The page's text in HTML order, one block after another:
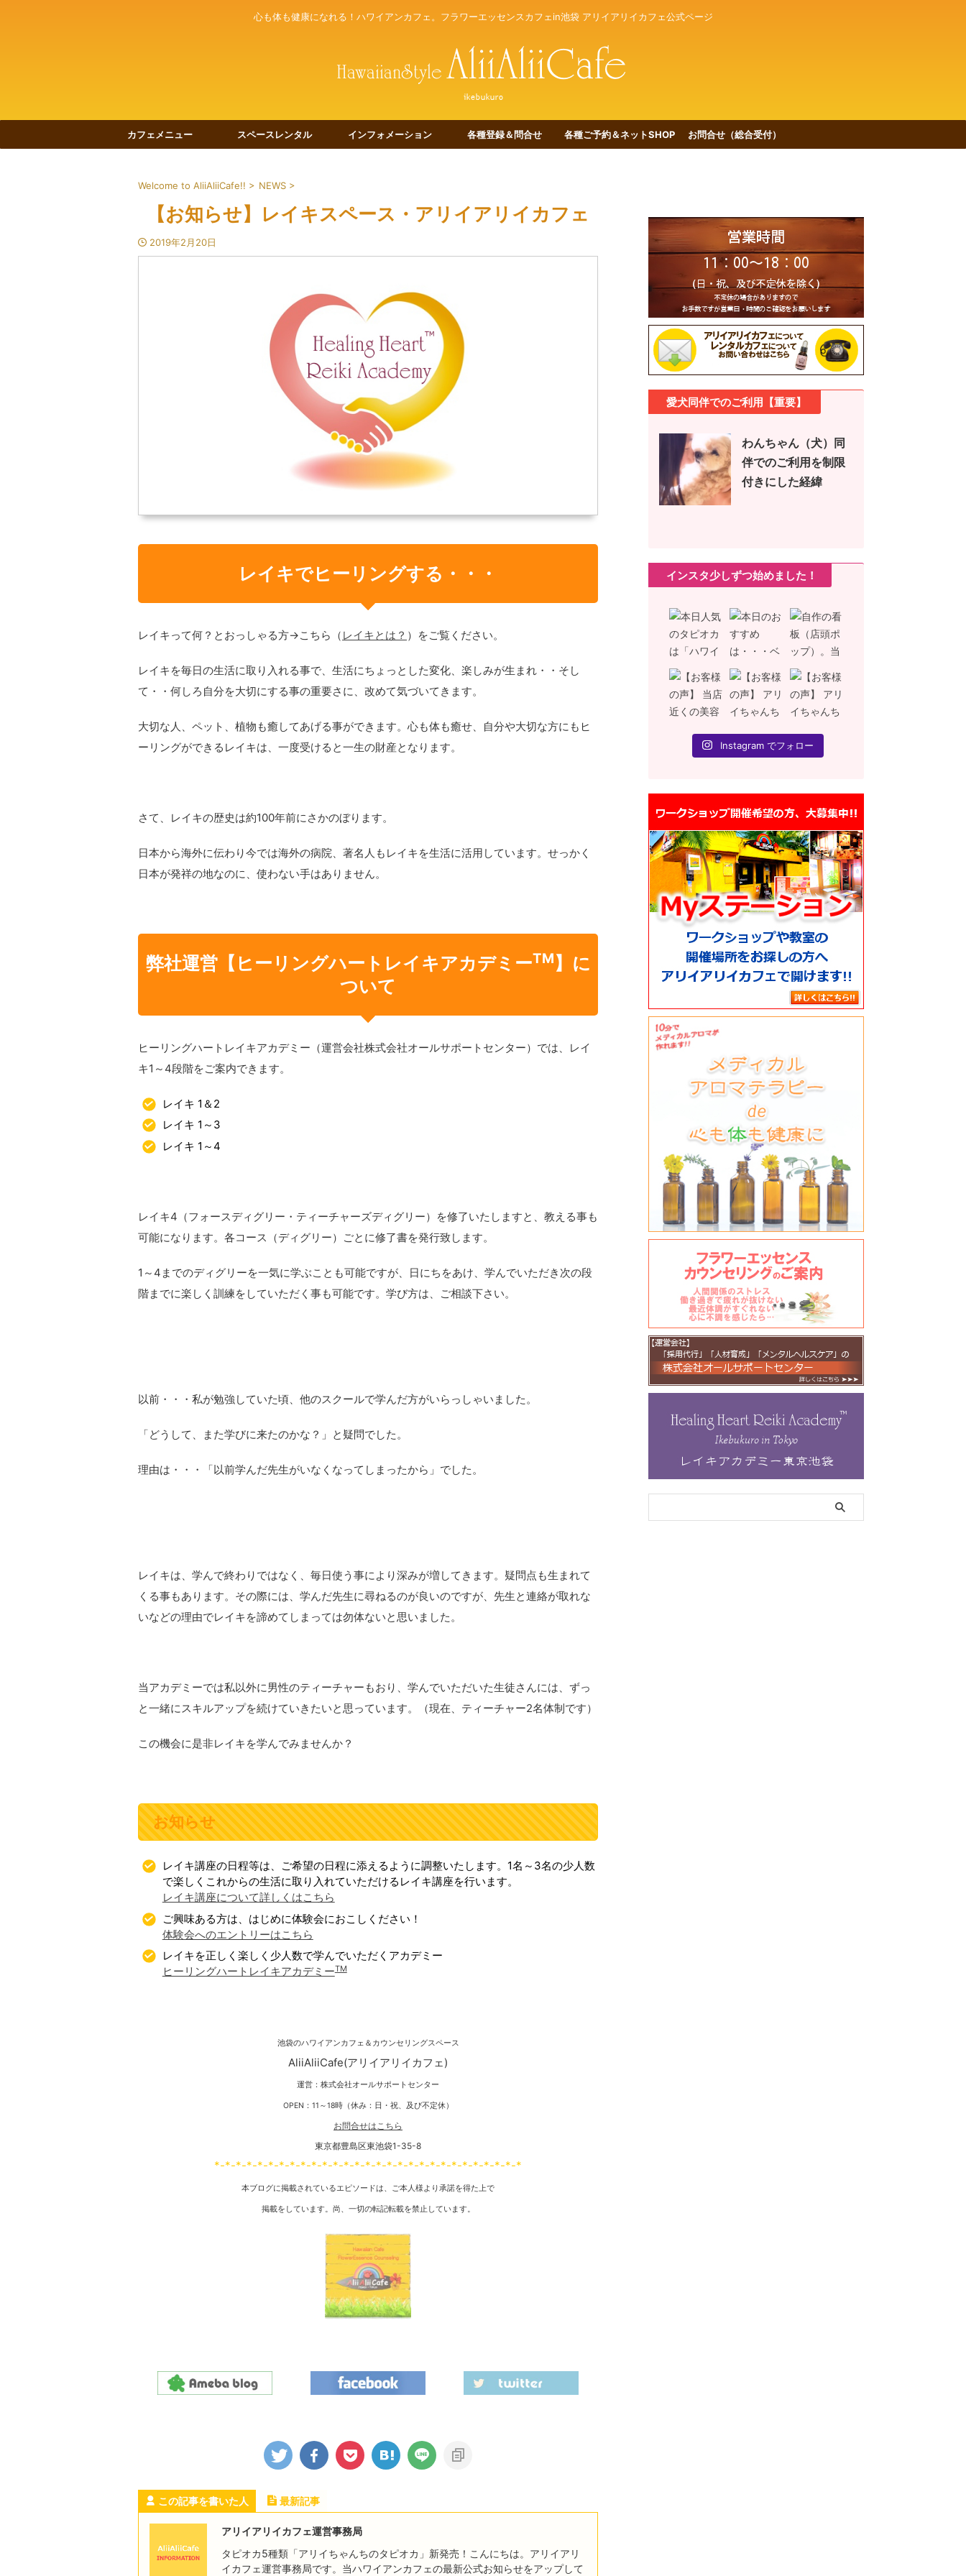
心も体も健康になれる！ハワイアンカフェ。フラワーエッセンスカフェin池袋 アリイアリイカフェ公式ページ
カフェメニュー スペースレンタル インフォメーション 各種登録＆問合せ 各種ご予約＆ネットSHOP お問合せ（総合受付）
Welcome to AliiAliiCafe!! > NEWS >
【お知らせ】レイキスペース・アリイアリイカフェ
2019年2月20日
レイキでヒーリングする・・・
レイキって何？とおっしゃる方→こちら（ レイキとは？ ）をご覧ください。
レイキを毎日の生活に取り入れる事で、生活にちょっとした変化、楽しみが生まれ・・そし
て・・何しろ自分を大切にする事の重要さに、改めて気づいてきます。
大切な人、ペット、植物も癒してあげる事ができます。心も体も癒せ、自分や大切な方にもヒ
ーリングができるレイキは、一度受けると一生の財産となります。
さて、レイキの歴史は約100年前にさかのぼります。
日本から海外に伝わり今では海外の病院、著名人もレイキを生活に活用しています。せっかく
日本が発祥の地なのに、使わない手はありません。
弊社運営【ヒーリングハートレイキアカデミーTM 】に
ついて
ヒーリングハートレイキアカデミー（運営会社株式会社オールサポートセンター）では、レイ
キ1～4段階をご案内できます。
レイキ 1＆2
レイキ 1～3
レイキ 1～4
レイキ4（フォースディグリー・ティーチャーズディグリー）を修了いたしますと、教える事も
可能になります。各コース（ディグリー）ごとに修了書を発行致します。
1～4までのディグリーを一気に学ぶことも可能ですが、日にちをあけ、学んでいただき次の段
階までに楽しく訓練をしていただく事も可能です。学び方は、ご相談下さい。
以前・・・私が勉強していた頃、他のスクールで学んだ方がいらっしゃいました。
「どうして、また学びに来たのかな？」と疑問でした。
理由は・・・「以前学んだ先生がいなくなってしまったから」でした。
レイキは、学んで終わりではなく、毎日使う事により深みが増してきます。疑問点も生まれて
くる事もあります。その際には、学んだ先生に尋ねるのが良いのですが、先生と連絡が取れな
いなどの理由でレイキを諦めてしまっては勿体ないと思いました。
当アカデミーでは私以外に男性のティーチャーもおり、学んでいただいた生徒さんには、ずっ
と一緒にスキルアップを続けていきたいと思っています。（現在、ティーチャー2名体制です）
この機会に是非レイキを学んでみませんか？
お知らせ
レイキ講座の日程等は、ご希望の日程に添えるように調整いたします。1名～3名の少人数
で楽しくこれからの生活に取り入れていただけるレイキ講座を行います。
レイキ講座について詳しくはこちら
ご興味ある方は、はじめに体験会におこしください！
体験会へのエントリーはこちら
レイキを正しく楽しく少人数で学んでいただくアカデミー
ヒーリングハートレイキアカデミーTM
池袋のハワイアンカフェ＆カウンセリングスペース
AliiAliiCafe(アリイアリイカフェ)
運営：株式会社オールサポートセンター
OPEN：11～18時（休み：日・祝、及び不定休）
お問合せはこちら
東京都豊島区東池袋1-35-8
*-*-*-*-*-*-*-*-*-*-*-*-*-*-*-*-*-*-*-*-*-*-*-*-*-*-*-*-*
本ブログに掲載されているエピソードは、ご本人様より承諾を得た上で
掲載をしています。尚、一切の転記転載を禁止しています。
この記事を書いた人 最新記事
アリイアリイカフェ運営事務局
タピオカ5種類「アリイちゃんちのタピオカ」新発売！こんにちは。アリイアリ
イカフェ運営事務局です。当ハワイアンカフェの最新公式お知らせをアップして
愛犬同伴でのご利用【重要】
わんちゃん（犬）同
伴でのご利用を制限
付きにした経緯
インスタ少しずつ始めました！
Instagram でフォロー